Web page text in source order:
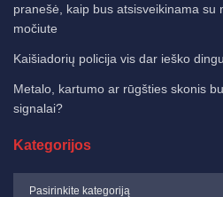
pranešė, kaip bus atsisveikinama su
močiute
Kaišiadorių policija vis dar ieško
Metalo, kartumo ar rūgšties skonis
signalai?
Kategorijos